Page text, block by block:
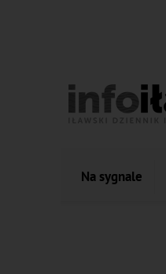
Na sygnale